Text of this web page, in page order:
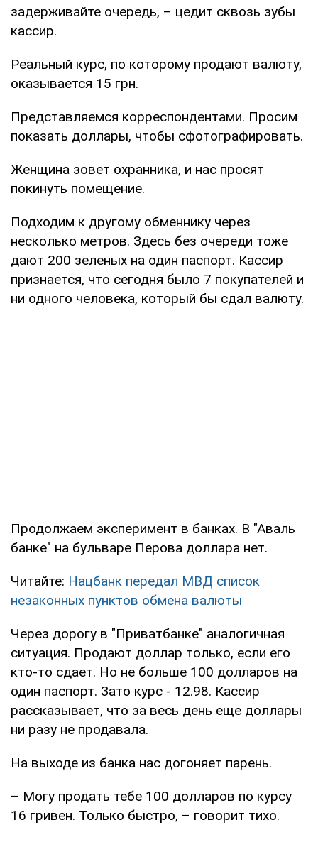
задерживайте очередь, – цедит сквозь зубы
кассир.
Реальный курс, по которому продают валюту,
оказывается 15 грн.
Представляемся корреспондентами. Просим
показать доллары, чтобы сфотографировать.
Женщина зовет охранника, и нас просят
покинуть помещение.
Подходим к другому обменнику через
несколько метров. Здесь без очереди тоже
дают 200 зеленых на один паспорт. Кассир
признается, что сегодня было 7 покупателей и
ни одного человека, который бы сдал валюту.
Продолжаем эксперимент в банках. В "Аваль
банке" на бульваре Перова доллара нет.
Читайте: Нацбанк передал МВД список
незаконных пунктов обмена валюты
Через дорогу в "Приватбанке" аналогичная
ситуация. Продают доллар только, если его
кто-то сдает. Но не больше 100 долларов на
один паспорт. Зато курс - 12.98. Кассир
рассказывает, что за весь день еще доллары
ни разу не продавала.
На выходе из банка нас догоняет парень.
– Могу продать тебе 100 долларов по курсу
16 гривен. Только быстро, – говорит тихо.